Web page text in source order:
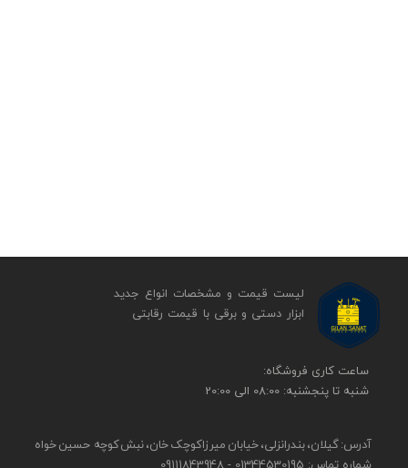
​​ساعت کاری فروشگاه:
شنبه تا پنجشنبه: 08:00 الی 20:00
آدرس: گیلان، بندرانزلی، خیابان میرزاکوچک خان، نبش کوچه حسین خواه
لیست قیمت و مشخصات انواع جدید
ابزار دستی و برقی ​​​​​​​با قیمت رقابتی